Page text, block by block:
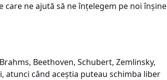
ne ajută să ne înțelegem pe noi înșine
Beethoven, Schubert, Zemlinsky,
atunci când aceștia puteau schimba liber